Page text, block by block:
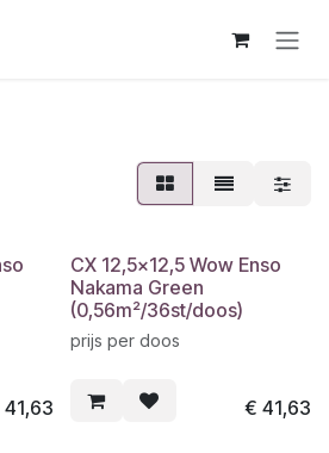
41,63
CX 12,5x12,5 Wow Enso
Nakama Green
(0,56m²/36st/doos)
prijs per doos
€ 41,63